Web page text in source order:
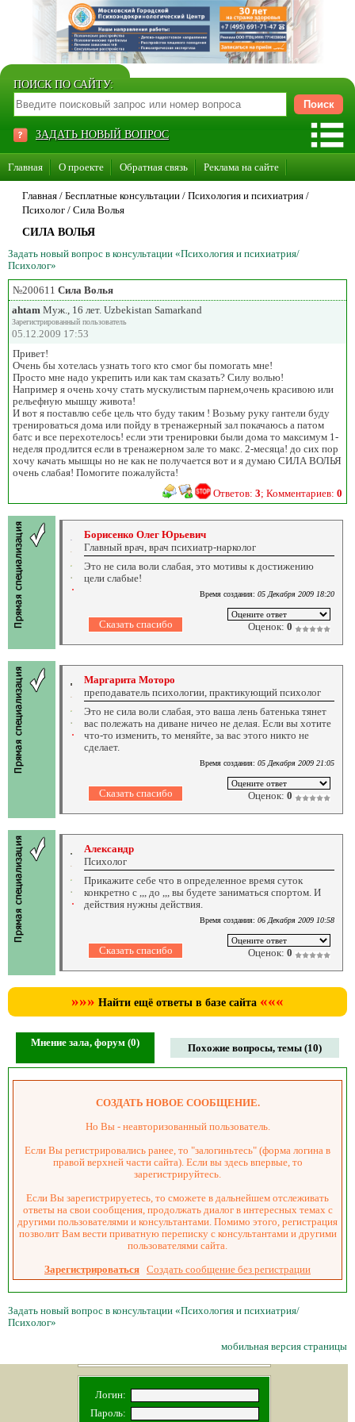
ПОИСК ПО САЙТУ:
ЗАДАТЬ НОВЫЙ ВОПРОС
Главная О проекте Обратная связь Реклама на сайте
Стать консультантом нашего сайта
Главная / Бесплатные консультации / Психология и психиатрия /
Психолог / Сила Волья
СИЛА ВОЛЬЯ
Задать новый вопрос в консультации «Психология и психиатрия/
Психолог»
№200611 Сила Волья
ahtam Муж., 16 лет. Uzbekistan Samarkand
Зарегистрированный пользователь
05.12.2009 17:53
Привет!
Очень бы хотелась узнать того кто смог бы помогать мне!
Просто мне надо укрепить или как там сказать? Силу волью!
Например я очень хочу стать мускулистым парнем,очень красивою или
рельефную мышцу живота!
И вот я поставлю себе цель что буду таким ! Возьму руку гантели буду
тренироваться дома или пойду в тренажерный зал покачаюсь а патом
батс и все перехотелось! если эти тренировки были дома то максимум 1-
неделя продлится если в тренажерном зале то макс. 2-месяца! до сих пор
хочу качать мышцы но не как не получается вот и я думаю СИЛА ВОЛЬЯ
очень слабая! Помогите пожалуйста!
Ответов: 3; Комментариев: 0
Борисенко Олег Юрьевич
Главный врач, врач психиатр-нарколог
Это не сила воли слабая, это мотивы к достижению
цели слабые!
Время создания: 05 Декабря 2009 18:20
Оценок: 0
Маргарита Моторо
преподаватель психологии, практикующий психолог
Это не сила воли слабая, это ваша лень батенька тянет
вас полежать на диване ничео не делая. Если вы хотите
что-то изменить, то меняйте, за вас этого никто не
сделает.
Время создания: 05 Декабря 2009 21:05
Оценок: 0
Александр
Психолог
Прикажите себе что в определенное время суток
конкретно с ,,, до ,,, вы будете заниматься спортом. И
действия нужны действия.
Время создания: 06 Декабря 2009 10:58
Оценок: 0
»»» Найти ещё ответы в базе сайта «««
Мнение зала, форум (0) Похожие вопросы, темы (10)
СОЗДАТЬ НОВОЕ СООБЩЕНИЕ.
Но Вы - неавторизованный пользователь.
Если Вы регистрировались ранее, то "залогиньтесь" (форма логина в
правой верхней части сайта). Если вы здесь впервые, то
зарегистрируйтесь.
Если Вы зарегистрируетесь, то сможете в дальнейшем отслеживать
ответы на свои сообщения, продолжать диалог в интересных темах с
другими пользователями и консультантами. Помимо этого, регистрация
позволит Вам вести приватную переписку с консультантами и другими
пользователями сайта.
Зарегистрироваться Создать сообщение без регистрации
Задать новый вопрос в консультации «Психология и психиатрия/
Психолог»
мобильная версия страницы
Логин:
Пароль: